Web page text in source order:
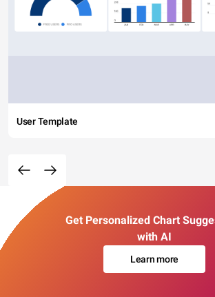
User Template
Get Personalized Chart
with AI
Learn more